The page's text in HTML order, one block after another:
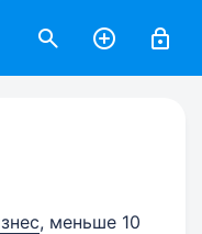
, меньше 10